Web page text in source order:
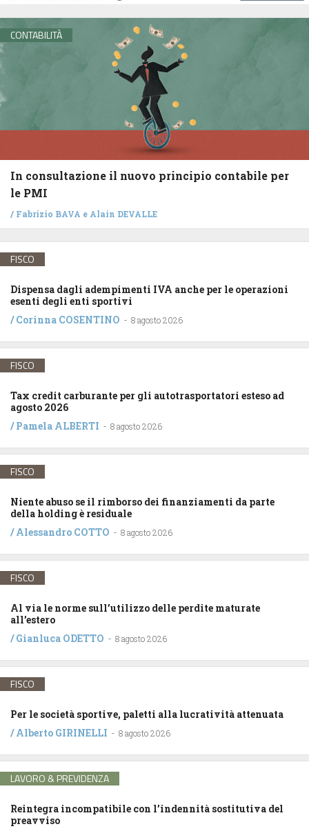
CONTABILITÀ
In consultazione il nuovo principio contabile per
le PMI
/ Fabrizio BAVA e Alain DEVALLE
FISCO
Dispensa dagli adempimenti IVA anche per le operazioni
esenti degli enti sportivi
/Corinna COSENTINO - 8 agosto 2026
FISCO
Tax credit carburante per gli autotrasportatori esteso ad
agosto 2026
/Pamela ALBERTI - 8 agosto 2026
FISCO
Niente abuso se il rimborso dei finanziamenti da parte
della holding è residuale
/Alessandro COTTO - 8 agosto 2026
FISCO
Al via le norme sull’utilizzo delle perdite maturate
all’estero
/Gianluca ODETTO - 8 agosto 2026
FISCO
Per le società sportive, paletti alla lucratività attenuata
/Alberto GIRINELLI - 8 agosto 2026
LAVORO & PREVIDENZA
Reintegra incompatibile con l’indennità sostitutiva del
preavviso